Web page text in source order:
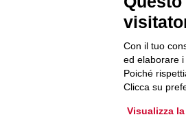
mondo della cooperazione.
Archivio Newsletter
Con il tuo
ed elaborare
Poiché
Clicca su
Visualizza